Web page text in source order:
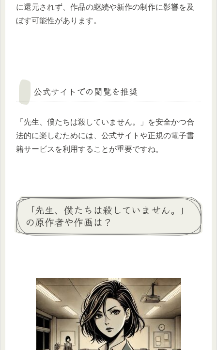
に還元されず、作品の継続や新作の制作に影響を及
ぼす可能性があります。
公式サイトでの閲覧を推奨
「先生、僕たちは殺していません。」を安全かつ合
法的に楽しむためには、公式サイトや正規の電子書
籍サービスを利用することが重要ですね。
「先生、僕たちは殺していません。」
の原作者や作画は？